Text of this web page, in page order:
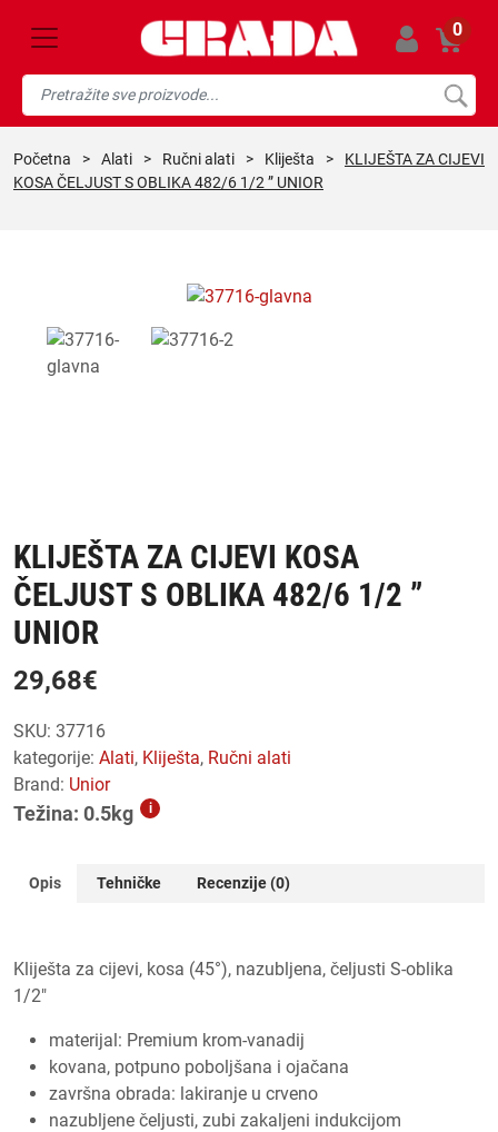
0
početna > alati > ručni alati > kliješta >
KLIJEŠTA ZA CIJEVI
KOSA ČELJUST S OBLIKA 482/6 1/2 ” UNIOR
KLIJEŠTA ZA CIJEVI KOSA
ČELJUST S OBLIKA 482/6 1/2 ”
UNIOR
29,68€
SKU: 37716
kategorije:
alati, kliješta,
ručni alati
Brand: Unior
Težina: 0.5kg i
Opis Tehničke Recenzije (0)
Kliješta za cijevi, kosa (45°), nazubljena, čeljusti S-oblika
1/2″
materijal: Premium krom-vanadij
kovana, potpuno poboljšana i ojačana
završna obrada: lakiranje u crveno
nazubljene čeljusti, zubi zakaljeni indukcijom